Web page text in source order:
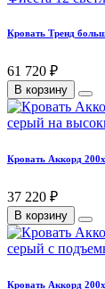
Кровать Тренд
61 720 ₽
В корзину
Кровать Аккорд
37 220 ₽
В корзину
Кровать Аккорд